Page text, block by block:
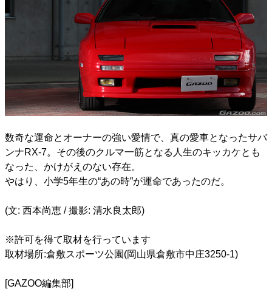
数奇な運命とオーナーの強い愛情で、真の愛車となったサバ
ンナRX-7。その後のクルマ一筋となる人生のキッカケとも
なった、かけがえのない存在。
やはり、小学5年生の“あの時”が運命であったのだ。
(文: 西本尚恵 / 撮影: 清水良太郎)
※許可を得て取材を行っています
取材場所:倉敷スポーツ公園(岡山県倉敷市中庄3250-1)
[GAZOO編集部]